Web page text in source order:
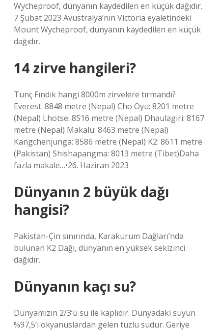
Wycheproof, dünyanın kaydedilen en küçük dağıdır.
7 Şubat 2023 Avustralya’nın Victoria eyaletindeki
Mount Wycheproof, dünyanın kaydedilen en küçük
dağıdır.
14 zirve hangileri?
Tunç Fındık hangi 8000m zirvelere tırmandı?
Everest: 8848 metre (Nepal) Cho Oyu: 8201 metre
(Nepal) Lhotse: 8516 metre (Nepal) Dhaulagiri: 8167
metre (Nepal) Makalu: 8463 metre (Nepal)
Kangchenjunga: 8586 metre (Nepal) K2: 8611 metre
(Pakistan) Shishapangma: 8013 metre (Tibet)Daha
fazla makale…•26. Haziran 2023
Dünyanın 2 büyük dağı
hangisi?
Pakistan-Çin sınırında, Karakurum Dağları’nda
bulunan K2 Dağı, dünyanın en yüksek sekizinci
dağıdır.
Dünyanın kaçı su?
Dünyamızın 2/3’ü su ile kaplıdır. Dünyadaki suyun
%97,5’i okyanuslardan gelen tuzlu sudur. Geriye